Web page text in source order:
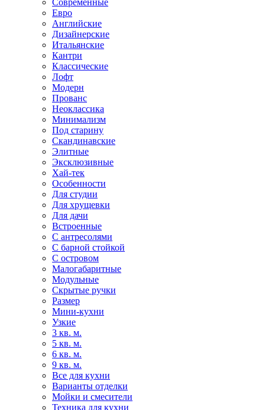
Современные
Евро
Английские
Дизайнерские
Итальянские
Кантри
Классические
Лофт
Модерн
Прованс
Неоклассика
Минимализм
Под старину
Скандинавские
Элитные
Эксклюзивные
Хай-тек
Особенности
Для студии
Для хрущевки
Для дачи
Встроенные
С антресолями
С барной стойкой
С островом
Малогабаритные
Модульные
Скрытые ручки
Размер
Мини-кухни
Узкие
3 кв. м.
5 кв. м.
6 кв. м.
9 кв. м.
Все для кухни
Варианты отделки
Мойки и смесители
Техника для кухни